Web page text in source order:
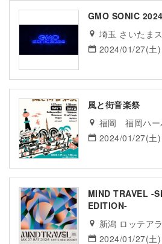
GMO SONIC 2024
埼玉 さいたま
2024/01/27(土
風と街音楽祭
福岡 福岡ハー
2024/01/27(土
MIND TRAVEL -
EDITION-
新潟 ロッテア
2024/01/27(土)